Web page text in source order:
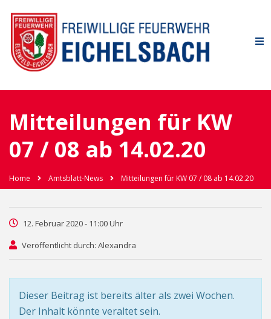
Mitteilungen für KW
07 / 08 ab 14.02.20
Home Amtsblatt-News Mitteilungen für KW 07 / 08 ab 14.02.20
12. Februar 2020 - 11:00 Uhr
Veröffentlicht durch: Alexandra
Dieser Beitrag ist bereits älter als zwei Wochen.
Der Inhalt könnte veraltet sein.